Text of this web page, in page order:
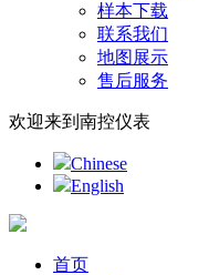
样本下载
联系我们
地图展示
售后服务
欢迎来到南控仪表
Chinese
English
首页